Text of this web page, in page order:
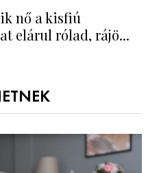
nő a kisfiú
elárul rólad, rájö...